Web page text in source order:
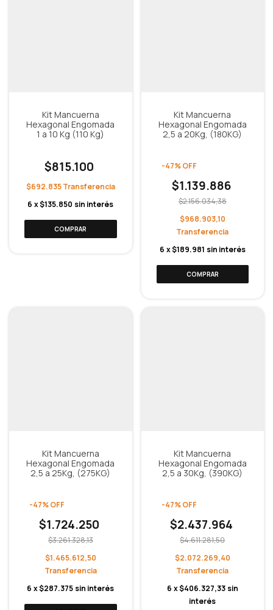
Kit Mancuerna
Hexagonal Engomada
1 a 10 Kg (110 Kg)
$815.100
$692.835
6 x$135.850 sin interés
Kit Mancuerna
Hexagonal Engomada
2,5 a 20Kg, (180KG)
-47%OFF
$1.139.886
$2.156.034,38
$968.903,10
6 x$189.981 sin interés
Kit Mancuerna
Hexagonal Engomada
2,5 a 25Kg, (275KG)
-47%OFF
$1.724.250
$3.261.328,13
$1.465.612,50
6 x$287.375 sin interés
Kit Mancuerna
Hexagonal Engomada
2,5 a 30Kg, (390KG)
-47%OFF
$2.437.964
$4.611.281,50
$2.072.269,40
6 x$406.327,33 sin
interés